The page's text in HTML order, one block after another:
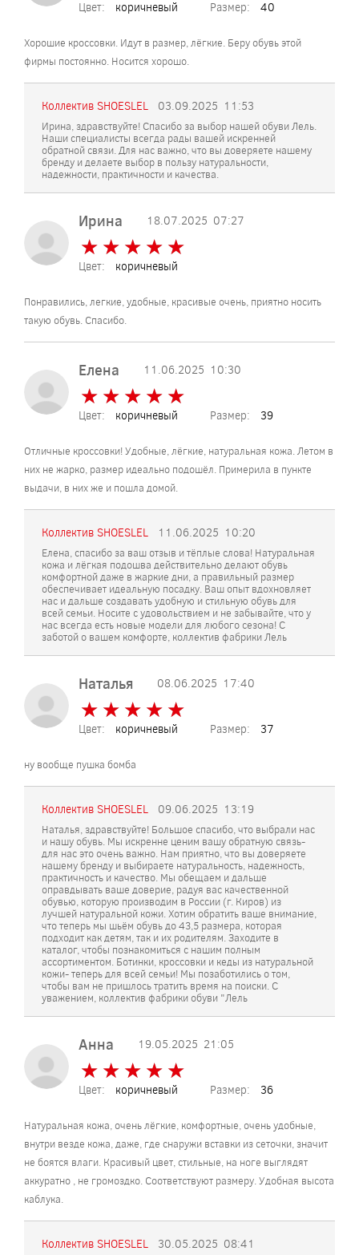
Цвет: коричневый Размер: 40
Хорошие кроссовки. Идут в размер, лёгкие. Беру обувь этой
фирмы постоянно. Носится хорошо.
Коллектив SHOESLEL 03.09.2025 11:53
Ирина, здравствуйте! Спасибо за выбор нашей обуви Лель.
Наши специалисты всегда рады вашей искренней
обратной связи. Для нас важно, что вы доверяете нашему
бренду и делаете выбор в пользу натуральности,
надежности, практичности и качества.
Ирина 18.07.2025 07:27
★ ★ ★ ★ ★
★ ★ ★ ★ ★
Цвет: коричневый
Понравились, легкие, удобные, красивые очень, приятно носить
такую обувь. Спасибо.
Елена 11.06.2025 10:30
★ ★ ★ ★ ★
★ ★ ★ ★ ★
Цвет: коричневый Размер: 39
Отличные кроссовки! Удобные, лёгкие, натуральная кожа. Летом в
них не жарко, размер идеально подошёл. Примерила в пункте
выдачи, в них же и пошла домой.
Коллектив SHOESLEL 11.06.2025 10:20
Елена, спасибо за ваш отзыв и тёплые слова! Натуральная
кожа и лёгкая подошва действительно делают обувь
комфортной даже в жаркие дни, а правильный размер
обеспечивает идеальную посадку. Ваш опыт вдохновляет
нас и дальше создавать удобную и стильную обувь для
всей семьи. Носите с удовольствием и не забывайте, что у
нас всегда есть новые модели для любого сезона! С
заботой о вашем комфорте, коллектив фабрики Лель
Наталья 08.06.2025 17:40
★ ★ ★ ★ ★
★ ★ ★ ★ ★
Цвет: коричневый Размер: 37
ну вообще пушка бомба
Коллектив SHOESLEL 09.06.2025 13:19
Наталья, здравствуйте! Большое спасибо, что выбрали нас
и нашу обувь. Мы искренне ценим вашу обратную связь-
для нас это очень важно. Нам приятно, что вы доверяете
нашему бренду и выбираете натуральность, надежность,
практичность и качество. Мы обещаем и дальше
оправдывать ваше доверие, радуя вас качественной
обувью, которую производим в России (г. Киров) из
лучшей натуральной кожи. Хотим обратить ваше внимание,
что теперь мы шьём обувь до 43,5 размера, которая
подходит как детям, так и их родителям. Заходите в
каталог, чтобы познакомиться с нашим полным
ассортиментом. Ботинки, кроссовки и кеды из натуральной
кожи- теперь для всей семьи! Мы позаботились о том,
чтобы вам не пришлось тратить время на поиски. С
уважением, коллектив фабрики обуви "Лель
Анна 19.05.2025 21:05
★ ★ ★ ★ ★
★ ★ ★ ★ ★
Цвет: коричневый Размер: 36
Натуральная кожа, очень лёгкие, комфортные, очень удобные,
внутри везде кожа, даже, где снаружи вставки из сеточки, значит
не боятся влаги. Красивый цвет, стильные, на ноге выглядят
аккуратно , не громоздко. Соответствуют размеру. Удобная высота
каблука.
Коллектив SHOESLEL 30.05.2025 08:41